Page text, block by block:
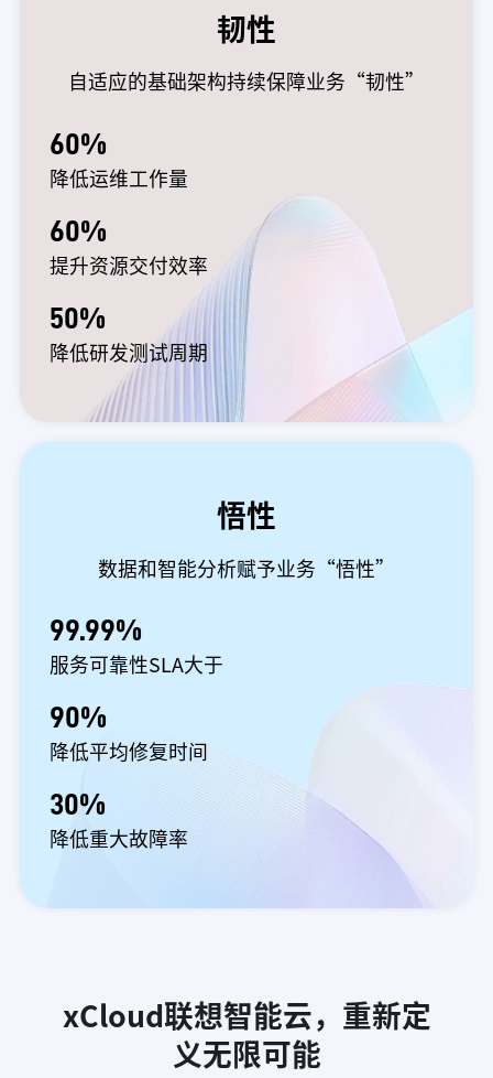
韧性
自适应的基础架构持续保障业务“韧性”
60%
降低运维工作量
60%
提升资源交付效率
50%
降低研发测试周期
悟性
数据和智能分析赋予业务“悟性”
99.99%
服务可靠性SLA大于
90%
降低平均修复时间
30%
降低重大故障率
xCloud联想智能云，重新定
义无限可能